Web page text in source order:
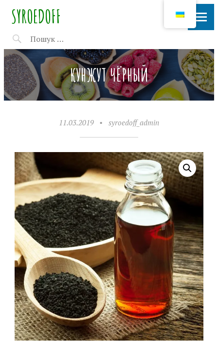
SYROEDOFF
КУНЖУТ ЧЁРНЫЙ
11.03.2019 • syroedoff_admin